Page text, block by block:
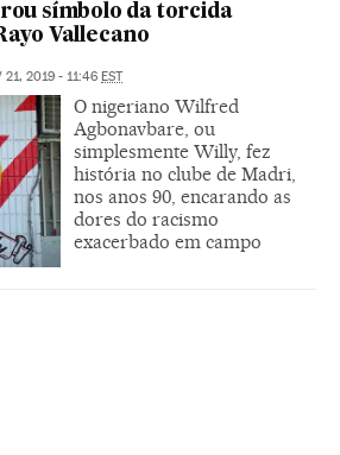
símbolo da torcida
Vallecano
21, 2019 - 11:46 EST
O nigeriano Wilfred
Agbonavbare, ou
simplesmente Willy, fez
história no clube de Madri,
nos anos 90, encarando as
dores do racismo
exacerbado em campo